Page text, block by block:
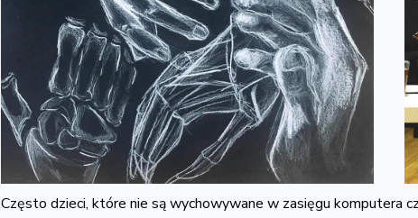
Często dzieci, które nie są wychowywane w zasięgu komputera